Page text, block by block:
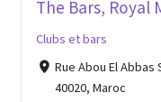
The Bars, Royal
Clubs et bars
Rue Abou El
40020, Maroc